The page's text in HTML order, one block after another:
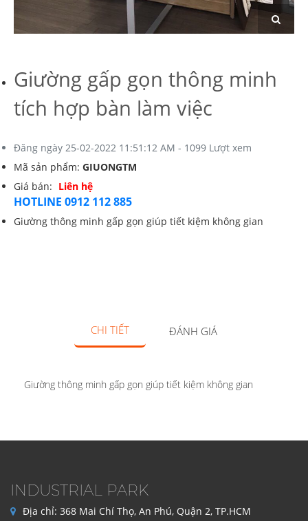
Giường gấp gọn thông minh
tích hợp bàn làm việc
Đăng ngày 25-02-2022 11:51:12 AM - 1099 Lượt xem
Mã sản phẩm: GIUONGTM
Giá bán: Liên hệ
HOTLINE 0912 112 885
Giường thông minh gấp gọn giúp tiết kiệm không gian
CHI TIẾT ĐÁNH GIÁ
Giường thông minh gấp gọn giúp tiết kiệm không gian
INDUSTRIAL PARK
Địa chỉ: 368 Mai Chí Thọ, An Phú, Quận 2, TP.HCM